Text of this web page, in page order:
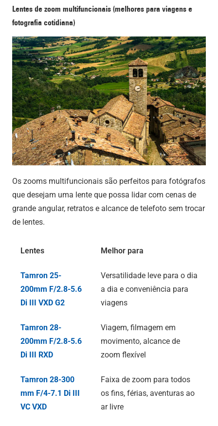
Lentes de zoom multifuncionais (melhores para viagens e
fotografia cotidiana)
Os zooms multifuncionais são perfeitos para fotógrafos
que desejam uma lente que possa lidar com cenas de
grande angular, retratos e alcance de telefoto sem trocar
de lentes.
Lentes Melhor para
Tamron 25-
200mm F/2.8-5.6
Di III
VXD G2
Versatilidade leve para o dia
a dia e conveniência para
viagens
Tamron 28-
200mm F/2.8-5.6
Di III
RXD
Viagem, filmagem em
movimento, alcance de
zoom flexível
Tamron 28-300
mm F/4-7.1 Di III
VC VXD
Faixa de zoom para todos
os fins, férias, aventuras ao
ar livre